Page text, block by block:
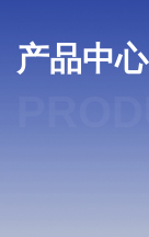
产品中心